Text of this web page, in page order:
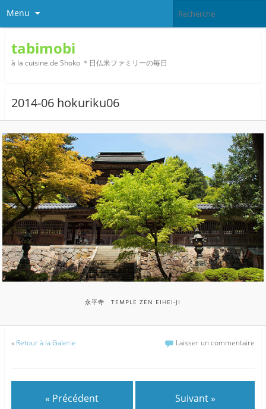
Menu
tabimobi
à la cuisine de Shoko ＊日仏米ファミリーの毎日
2014-06 hokuriku06
永平寺 TEMPLE ZEN EIHEI-JI
« Retour à la Galerie Laisser un commentaire
« Précédent Suivant »